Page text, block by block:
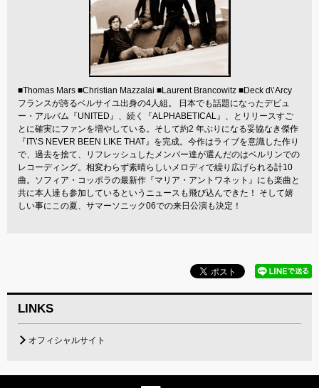
■Thomas Mars ■Christian Mazzalai ■Laurent Brancowitz ■Deck d\’Arcy
フランスが誇るベルサイユ出身の4人組。 日本でも話題になったデビュ
ー・アルバム『UNITED』、続く『ALPHABETICAL』、とリリースすご
とに確実にファンを増やしている。そして約2 年ぶりになる妥協なき傑作
『IT\’S NEVER BEEN LIKE THAT』を完成。今作はライブを意識した作り
で、過去を捨て、リフレッシュしたメンバー達が選んだのはベルリンでの
レコーディング。相変わらず素晴らしいメロディで繰り広げられる計10
曲。ソフィア・コッポラの最新作『マリア・アントワネット』にも楽曲と
共に本人達も参加しているというニュースも飛び込んできた！ そして嬉
しい事にこの夏、サマーソニック06での来日公演も決定！
LINKS
オフィシャルサイト